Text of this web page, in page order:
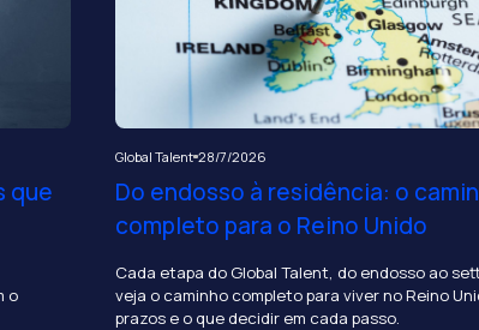
que
o
Global Talent 28/7/2026
Do endosso à residência: o
completo para o Reino Unido
Cada etapa do Global Talent, do endosso ao
veja o caminho completo para viver no Reino
prazos e o que decidir em cada passo.